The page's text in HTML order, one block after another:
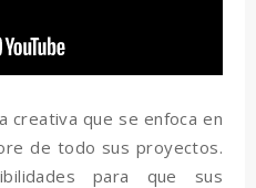
creativa que se enfoca en
de todo sus proyectos.
para que sus